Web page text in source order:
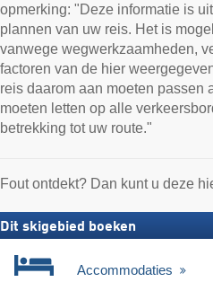
opmerking: "Deze informatie is
plannen van uw reis. Het is
vanwege wegwerkzaamheden,
factoren van de hier
reis daarom aan moeten passen
moeten letten op alle
betrekking tot uw route."
Fout ontdekt? Dan kunt u deze
Dit skigebied boeken
Accommodaties